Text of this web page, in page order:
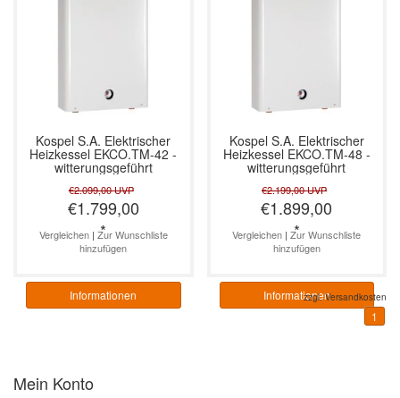
Kospel S.A. Elektrischer
Heizkessel EKCO.TM-42 -
witterungsgeführt
€2.099,00UVP
€1.799,00
*
Vergleichen| Zur Wunschliste
hinzufügen
Informationen
Kospel S.A. Elektrischer
Heizkessel EKCO.TM-48 -
witterungsgeführt
€2.199,00UVP
€1.899,00
*
Vergleichen |Zur Wunschliste
hinzufügen
Informationen
zzgl.Versandkosten
1
Mein Konto